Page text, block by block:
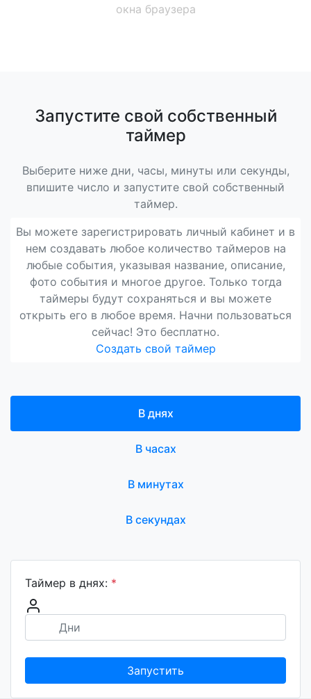
окна браузера
Запустите свой собственный
таймер
Выберите ниже дни, часы, минуты или секунды,
впишите число и запустите свой собственный
таймер.
Вы можете зарегистрировать личный кабинет и в
нем создавать любое количество таймеров на
любые события, указывая название, описание,
фото события и многое другое. Только тогда
таймеры будут сохраняться и вы можете
открыть его в любое время. Начни пользоваться
сейчас! Это бесплатно.
Создать свой таймер
В днях
В часах
В минутах
В секундах
Таймер в днях: *
Запустить